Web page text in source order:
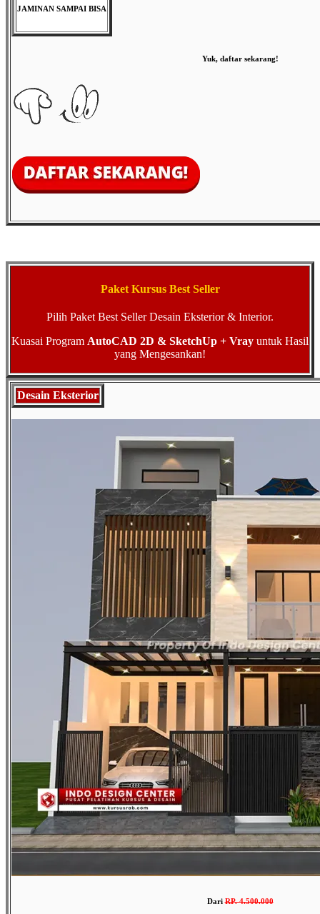
JAMINAN SAMPAI BISA
Yuk, daftar sekarang!
Paket Kursus Best Seller
Pilih Paket Best Seller Desain Eksterior & Interior.
Kuasai Program AutoCAD 2D & SketchUp + Vray untuk Hasil
yang Mengesankan!
Desain Eksterior
DariRP.4.500.000